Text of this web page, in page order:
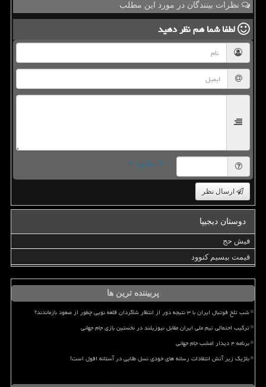
نظرات بینندگان در مورد این مطلب
لطفا شما همنظر دهید
= ۴ بعلاوه ۴
ارسال نظر
دوستان دیجیپا
فیش حج
قیمت بیسیم کنوود
پربیننده ترین ها
شب تلخ فوتبال ایران با ۳ نتیجه دور از انتظار شاگردان قلعه نویی چطور از صعود بازماندند؟
ترکیب احتمالی تیم ملی ایران مقابل نیوزیلند در نخستین بازی جام جهانی
برنامه ۴ دیدار امشب جام جهانی
بلژیک زیر آتش انتقادات رسانه های خودی نسل طلایی در آستانه افول است!